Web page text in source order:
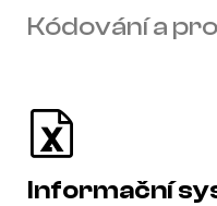
Kódování a
Informační